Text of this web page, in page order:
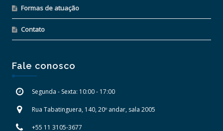
Formas de atuação
Contato
Fale conosco
Segunda - Sexta: 10:00 - 17:00
Rua Tabatinguera, 140, 20º andar, sala 2005
+55 11 3105-3677